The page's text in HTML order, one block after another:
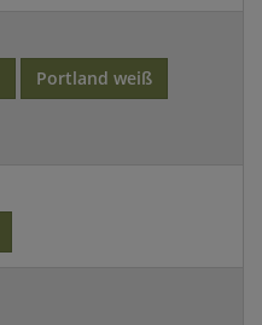
Portland weiß